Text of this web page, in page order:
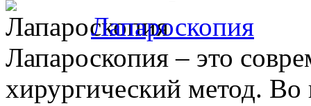
Лапароскопия
Лапароскопия – это
хирургический метод. Во